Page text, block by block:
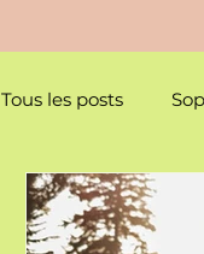
Tous les posts
Sophrologie